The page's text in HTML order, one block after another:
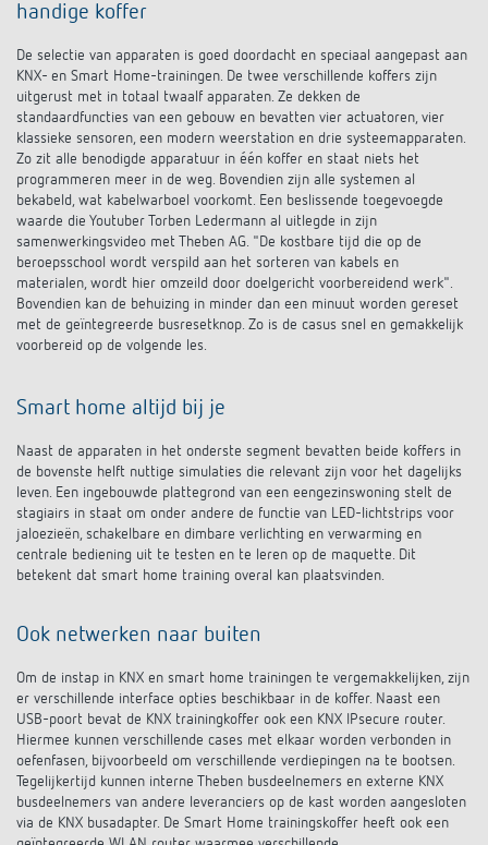
handige koffer
De selectie van apparaten is goed doordacht en speciaal aangepast aan
KNX- en Smart Home-trainingen. De twee verschillende koffers zijn
uitgerust met in totaal twaalf apparaten. Ze dekken de
standaardfuncties van een gebouw en bevatten vier actuatoren, vier
klassieke sensoren, een modern weerstation en drie systeemapparaten.
Zo zit alle benodigde apparatuur in één koffer en staat niets het
programmeren meer in de weg. Bovendien zijn alle systemen al
bekabeld, wat kabelwarboel voorkomt. Een beslissende toegevoegde
waarde die Youtuber Torben Ledermann al uitlegde in zijn
samenwerkingsvideo met Theben AG. "De kostbare tijd die op de
beroepsschool wordt verspild aan het sorteren van kabels en
materialen, wordt hier omzeild door doelgericht voorbereidend werk".
Bovendien kan de behuizing in minder dan een minuut worden gereset
met de geïntegreerde busresetknop. Zo is de casus snel en gemakkelijk
voorbereid op de volgende les.
Smart home altijd bij je
Naast de apparaten in het onderste segment bevatten beide koffers in
de bovenste helft nuttige simulaties die relevant zijn voor het dagelijks
leven. Een ingebouwde plattegrond van een eengezinswoning stelt de
stagiairs in staat om onder andere de functie van LED-lichtstrips voor
jaloezieën, schakelbare en dimbare verlichting en verwarming en
centrale bediening uit te testen en te leren op de maquette. Dit
betekent dat smart home training overal kan plaatsvinden.
Ook netwerken naar buiten
Om de instap in KNX en smart home trainingen te vergemakkelijken, zijn
er verschillende interface opties beschikbaar in de koffer. Naast een
USB-poort bevat de KNX trainingkoffer ook een KNX IPsecure router.
Hiermee kunnen verschillende cases met elkaar worden verbonden in
oefenfasen, bijvoorbeeld om verschillende verdiepingen na te bootsen.
Tegelijkertijd kunnen interne Theben busdeelnemers en externe KNX
busdeelnemers van andere leveranciers op de kast worden aangesloten
via de KNX busadapter. De Smart Home trainingskoffer heeft ook een